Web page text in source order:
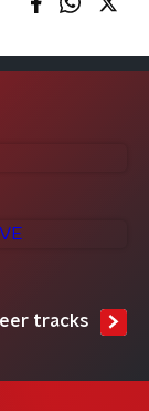
tracks